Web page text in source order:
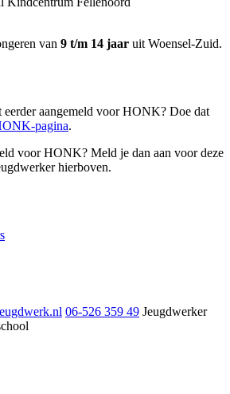
van 9 t/m 14 jaar uit Woensel-Zuid.
aangemeld voor HONK? Doe dat
pagina.
voor HONK? Meld je dan aan voor deze
hierboven.
06-526 359 49 Jeugdwerker